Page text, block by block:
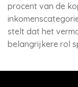
procent van de
stelt dat het
belangrijkere rol